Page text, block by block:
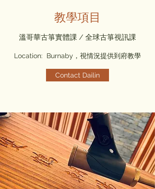
​​教學項目
​​溫哥華古箏實體課 / 全球古箏視訊課
​​Location: Burnaby，視情況提供到府教學
Contact Dailin